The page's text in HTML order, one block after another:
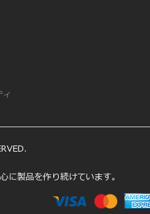
製品を作り続けています。